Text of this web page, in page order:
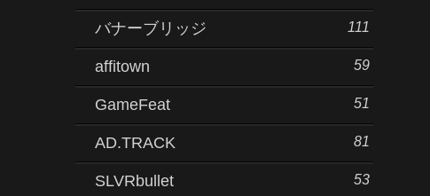
バナーブリッジ 111
affitown 59
GameFeat 51
AD.TRACK 81
SLVRbullet 53